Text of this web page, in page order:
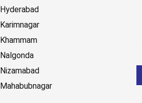
Hyderabad
Karimnagar
Khammam
Nalgonda
Nizamabad
Mahabubnagar